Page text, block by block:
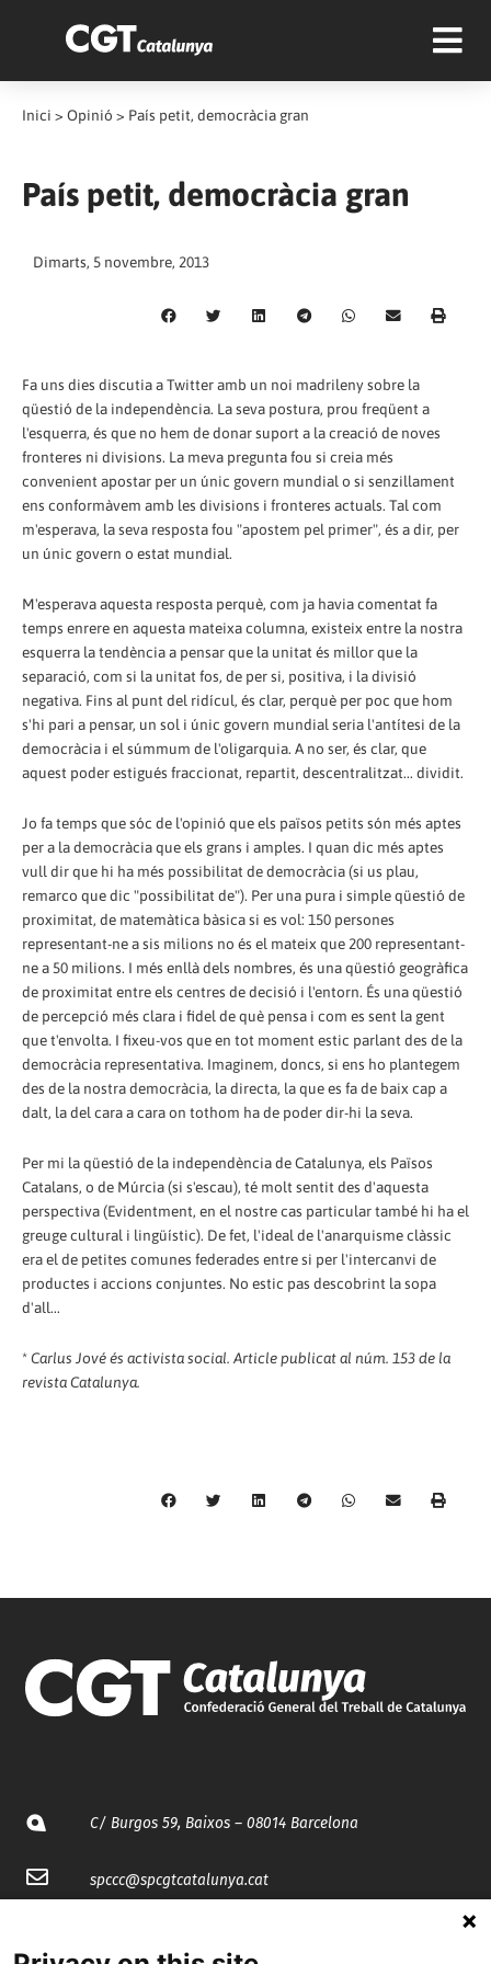
Inici > Opinió > País petit, democràcia gran
País petit, democràcia gran
Dimarts, 5 novembre, 2013
Fa uns dies discutia a Twitter amb un noi madrileny sobre la
qüestió de la independència. La seva postura, prou freqüent a
l'esquerra, és que no hem de donar suport a la creació de noves
fronteres ni divisions. La meva pregunta fou si creia més
convenient apostar per un únic govern mundial o si senzillament
ens conformàvem amb les divisions i fronteres actuals. Tal com
m'esperava, la seva resposta fou "apostem pel primer", és a dir, per
un únic govern o estat mundial.
M'esperava aquesta resposta perquè, com ja havia comentat fa
temps enrere en aquesta mateixa columna, existeix entre la nostra
esquerra la tendència a pensar que la unitat és millor que la
separació, com si la unitat fos, de per si, positiva, i la divisió
negativa. Fins al punt del ridícul, és clar, perquè per poc que hom
s'hi pari a pensar, un sol i únic govern mundial seria l'antítesi de la
democràcia i el súmmum de l'oligarquia. A no ser, és clar, que
aquest poder estigués fraccionat, repartit, descentralitzat... dividit.
Jo fa temps que sóc de l'opinió que els països petits són més aptes
per a la democràcia que els grans i amples. I quan dic més aptes
vull dir que hi ha més possibilitat de democràcia (si us plau,
remarco que dic "possibilitat de"). Per una pura i simple qüestió de
proximitat, de matemàtica bàsica si es vol: 150 persones
representant-ne a sis milions no és el mateix que 200 representant-
ne a 50 milions. I més enllà dels nombres, és una qüestió geogràfica
de proximitat entre els centres de decisió i l'entorn. És una qüestió
de percepció més clara i fidel de què pensa i com es sent la gent
que t'envolta. I fixeu-vos que en tot moment estic parlant des de la
democràcia representativa. Imaginem, doncs, si ens ho plantegem
des de la nostra democràcia, la directa, la que es fa de baix cap a
dalt, la del cara a cara on tothom ha de poder dir-hi la seva.
Per mi la qüestió de la independència de Catalunya, els Països
Catalans, o de Múrcia (si s'escau), té molt sentit des d'aquesta
perspectiva (Evidentment, en el nostre cas particular també hi ha el
greuge cultural i lingüístic). De fet, l'ideal de l'anarquisme clàssic
era el de petites comunes federades entre si per l'intercanvi de
productes i accions conjuntes. No estic pas descobrint la sopa
d'all...
*Carlus Jové és activista social. Article publicat al núm. 153 de la
revista Catalunya.
C/ Burgos 59, Baixos – 08014 Barcelona
spccc@spcgtcatalunya.cat